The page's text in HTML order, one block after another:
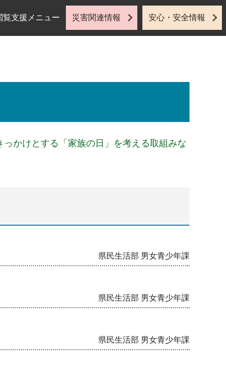
覧支援メニュー 災害関連情報 安心・安全情報
かけとする「家族の日」を考える取組みな
県民生活部 男女青少年課
県民生活部 男女青少年課
県民生活部 男女青少年課